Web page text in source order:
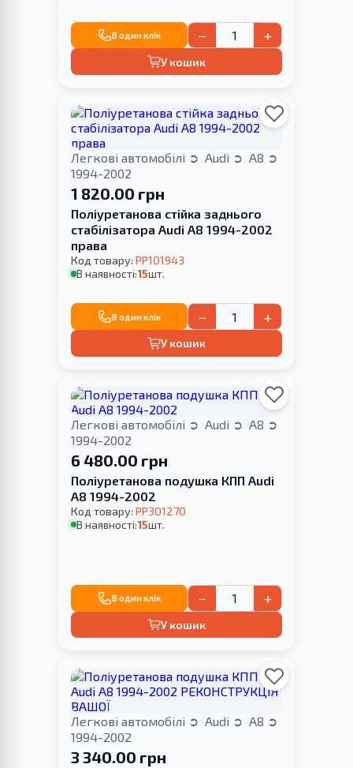
В один клік − +
У кошик
Легкові автомобілі Audi
A8
1994-2002
1 820.00 грн
Поліуретанова стійка заднього
стабілізатора Audi A8 1994-2002
права
Код товару: PP101943
В наявності:15шт.
В один клік − +
У кошик
Легкові автомобілі Audi
A8
1994-2002
6 480.00 грн
Поліуретанова подушка КПП Audi
A8 1994-2002
Код товару: PP301270
В наявності:15шт.
В один клік − +
У кошик
Легкові автомобілі Audi
A8
1994-2002
3 340.00 грн